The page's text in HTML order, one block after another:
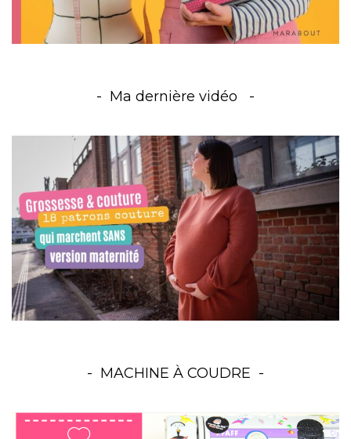
Ma dernière vidéo
MACHINE À COUDRE